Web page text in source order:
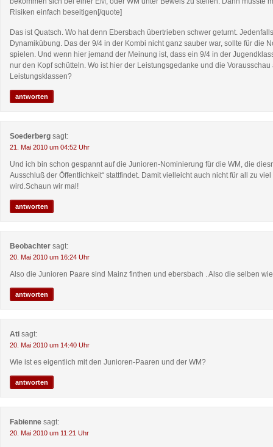
Risiken einfach beseitigen[/quote]
Das ist Quatsch. Wo hat denn Ebersbach übertrieben schwer geturnt.
Dynamikübung. Das der 9/4 in der Kombi nicht ganz sauber war, sollte für die
spielen. Und wenn hier jemand der Meinung ist, dass ein 9/4 in der
nur den Kopf schütteln. Wo ist hier der Leistungsgedanke und die
Leistungsklassen?
antworten
Soederberg sagt:
21. Mai 2010 um 04:52 Uhr
Und ich bin schon gespannt auf die Junioren-Nominierung für die WM, die
Ausschluß der Öffentlichkeit“ stattfindet. Damit vielleicht auch nicht für all zu
wird.Schaun wir mal!
antworten
Beobachter sagt:
20. Mai 2010 um 16:24 Uhr
Also die Junioren Paare sind Mainz finthen und ebersbach . Also die selben
antworten
Ati sagt:
20. Mai 2010 um 14:40 Uhr
Wie ist es eigentlich mit den Junioren-Paaren und der WM?
antworten
Fabienne sagt:
20. Mai 2010 um 11:21 Uhr